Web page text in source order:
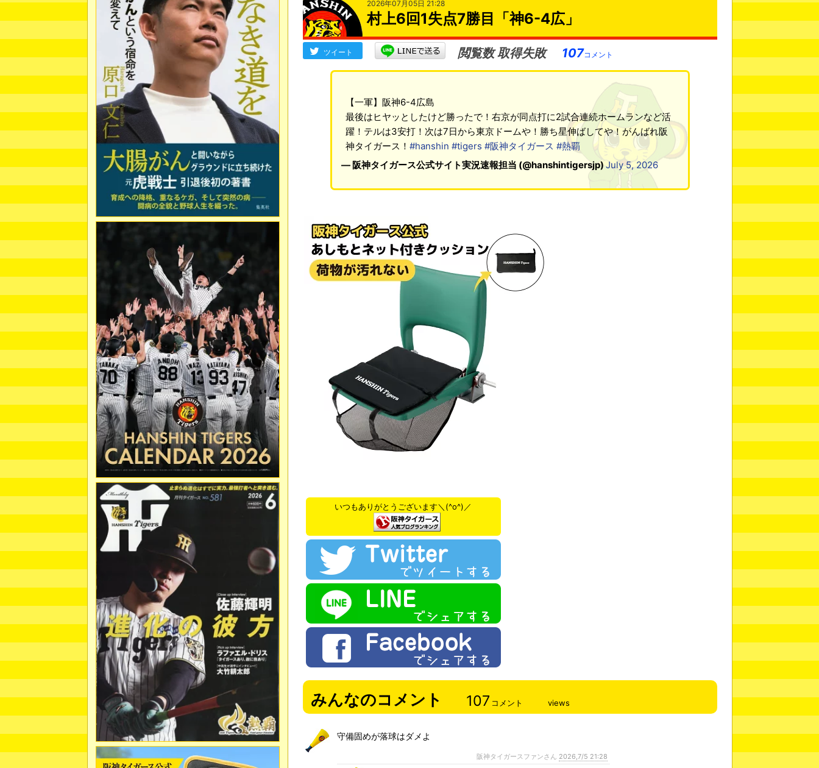
2026年07月05日 21:28
村上6回1失点7勝目「神6-4広」
ツイート 閲覧数 取得失敗 107コメント
【一軍】阪神6-4広島
最後はヒヤッとしたけど勝ったで！右京が同点打に2試合連続ホームランなど活
躍！テルは3安打！次は7日から東京ドームや！勝ち星伸ばしてや！がんばれ阪
神タイガース！ #hanshin #tigers #阪神タイガース #熱覇
— 阪神タイガース公式サイト実況速報担当 (@hanshintigersjp) July 5, 2026
いつもありがとうございます＼(^o^)／
みんなのコメント 107 コメント views
守備固めが落球はダメよ
阪神タイガースファンさん 2026,7/5 21:28